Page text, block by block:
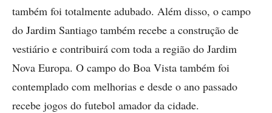
também foi totalmente adubado. Além disso, o campo
do Jardim Santiago também recebe a construção de
vestiário e contribuirá com toda a região do Jardim
Nova Europa. O campo do Boa Vista também foi
contemplado com melhorias e desde o ano passado
recebe jogos do futebol amador da cidade.